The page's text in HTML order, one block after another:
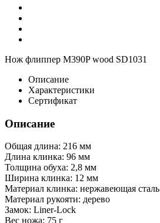
Нож флиппер M390P wood SD1031
Описание
Характеристики
Сертификат
Описание
Общая длина: 216 мм
Длина клинка: 96 мм
Толщина обуха: 2,8 мм
Ширина клинка: 12 мм
Материал клинка: нержавеющая сталь
Материал рукояти: дерево
Замок: Liner-Lock
Вес ножа: 75 г